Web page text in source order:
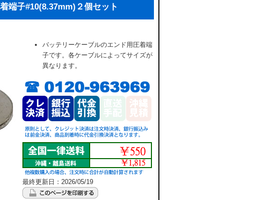
端子#10(8.37mm)２個セット
バッテリーケーブルのエンド用圧着端
子です。各ケーブルによってサイズが
異なります。
最終更新日：2026/05/19